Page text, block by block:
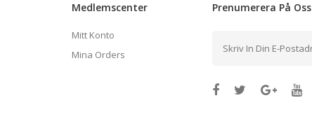
Medlemscenter
Mitt Konto
Mina Orders
Prenumerera På Oss